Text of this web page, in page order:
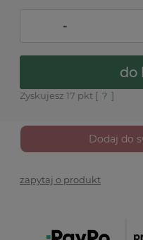
-
do
Zyskujesz 17 pkt [ ? ]
Dodaj do
zapytaj o produkt